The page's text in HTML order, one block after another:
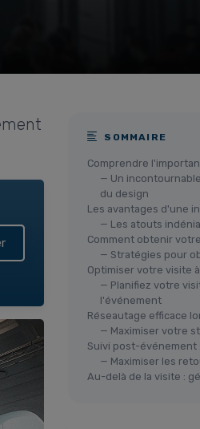
SOMMAIRE
Comprendre
— Un
du design
Les avantages d'une
— Les atouts
Comment obtenir
— Stratégies pour
Optimiser votre visite
— Planifiez votre
l'événement
Réseautage efficace
— Maximiser votre
Suivi post-événement
— Maximiser les
Au-delà de la visite :